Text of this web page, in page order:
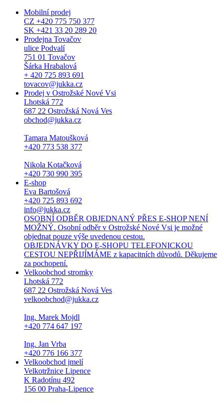
Mobilní prodej
CZ +420 775 750 377
SK +421 33 20 289 20
Prodejna Tovačov
ulice Podvalí
751 01 Tovačov
Šárka Hrabalová
+ 420 725 893 691
tovacov@jukka.cz
Prodej v Ostrožské Nové Vsi
Lhotská 772
687 22 Ostrožská Nová Ves
obchod@jukka.cz
Tamara Matoušková
+420 773 538 377
Nikola Kotačková
+420 730 990 395
E-shop
Eva Bartošová
+420 725 893 692
info@jukka.cz
OSOBNÍ ODBĚR OBJEDNANÝ PŘES E-SHOP NENÍ
MOŽNÝ. Osobní odběr v Ostrožské Nové Vsi je možné
objednat pouze výše uvedenou cestou.
OBJEDNÁVKY DO E-SHOPU TELEFONICKOU
CESTOU NEPŘIJÍMÁME z kapacitních důvodů. Děkujeme
za pochopení.
Velkoobchod stromky
Lhotská 772
687 22 Ostrožská Nová Ves
velkoobchod@jukka.cz
Ing. Marek Mojdl
+420 774 647 197
Ing. Jan Vrba
+420 776 166 377
Velkoobchod jmelí
Velkotržnice Lipence
K Radotínu 492
156 00 Praha-Lipence